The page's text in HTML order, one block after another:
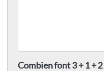
Combien font 3 + 1 + 2